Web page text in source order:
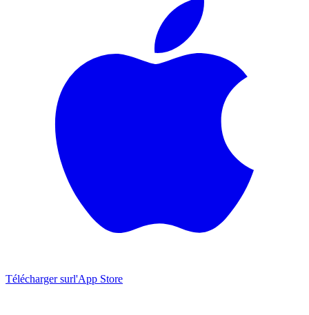
Télécharger surl'App Store